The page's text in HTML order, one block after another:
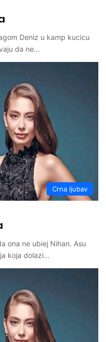
Deniz u kamp kucicu
da ne…
Crna ljubav
ona ne ubiej Nihan. Asu
koja dolazi…